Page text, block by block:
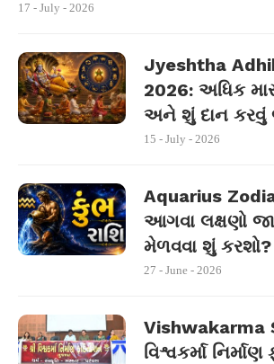
17 - July - 2026
Jyeshtha
2026: અધિક
અને શું દાન
15 - July - 2026
Aquarius
આગવા લક્ષણો
મેળવવા શું કરશો?
27 - June - 2026
Vishwakarma
વિશ્વકર્મા